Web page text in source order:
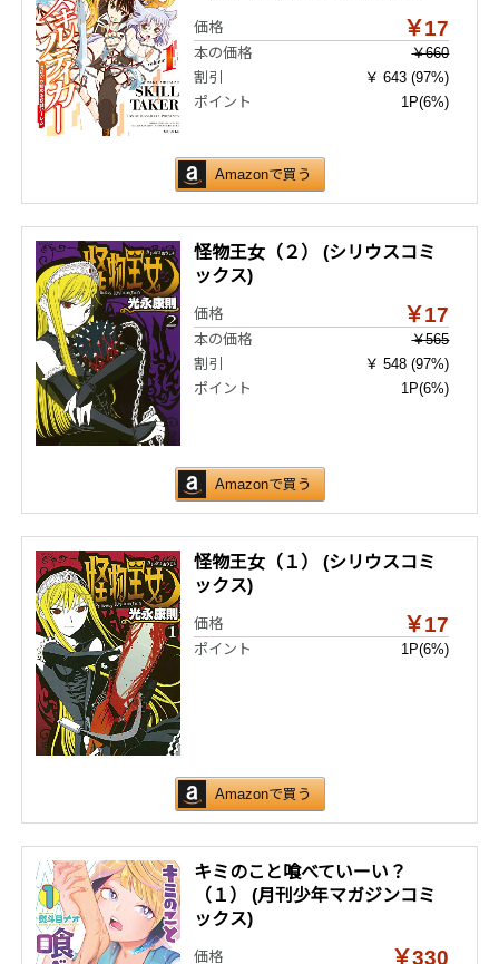
価格 ￥17
本の価格
￥660
割引
￥ 643 (97%)
ポイント
1P(6%)
Amazonで買う
怪物王女（２） (シリウスコミ
ックス)
価格 ￥17
本の価格
￥565
割引
￥ 548 (97%)
ポイント
1P(6%)
Amazonで買う
怪物王女（１） (シリウスコミ
ックス)
価格 ￥17
ポイント 1P(6%)
Amazonで買う
キミのこと喰べていーい？
（１） (月刊少年マガジンコミ
ックス)
価格 ￥330